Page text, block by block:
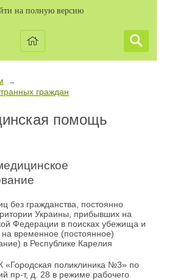
на полную версию
→
граждан
помощь
без гражданства, постоянно
Украины, прибывших на
Федерации в поисках убежища и
временное (постоянное)
в Республике Карелия
«Городская поликлиника №3» по
пр-т, д. 28 в режиме рабочего